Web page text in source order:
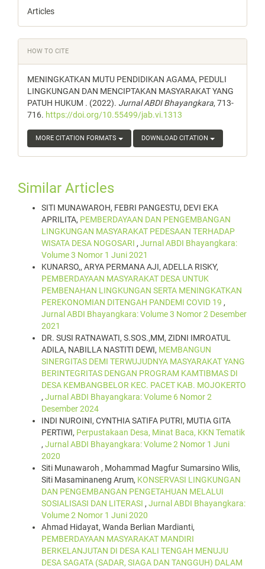
Articles
HOW TO CITE
MENINGKATKAN MUTU PENDIDIKAN AGAMA, PEDULI
LINGKUNGAN DAN MENCIPTAKAN MASYARAKAT YANG
PATUH HUKUM . (2022). Jurnal ABDI Bhayangkara, 713-
716. https://doi.org/10.55499/jab.vi.1313
MORE CITATION FORMATS DOWNLOAD CITATION
Similar Articles
SITI MUNAWAROH, FEBRI PANGESTU, DEVI EKA
APRILITA, PEMBERDAYAAN DAN PENGEMBANGAN
LINGKUNGAN MASYARAKAT PEDESAAN TERHADAP
WISATA DESA NOGOSARI , Jurnal ABDI Bhayangkara:
Volume 3 Nomor 1 Juni 2021
KUNARSO,, ARYA PERMANA AJI, ADELLA RISKY,
PEMBERDAYAAN MASYARAKAT DESA UNTUK
PEMBENAHAN LINGKUNGAN SERTA MENINGKATKAN
PEREKONOMIAN DITENGAH PANDEMI COVID 19 ,
Jurnal ABDI Bhayangkara: Volume 3 Nomor 2 Desember
2021
DR. SUSI RATNAWATI, S.SOS.,MM, ZIDNI IMROATUL
ADILA, NABILLA NASTITI DEWI, MEMBANGUN
SINERGITAS DEMI TERWUJUDNYA MASYARAKAT YANG
BERINTEGRITAS DENGAN PROGRAM KAMTIBMAS DI
DESA KEMBANGBELOR KEC. PACET KAB. MOJOKERTO
, Jurnal ABDI Bhayangkara: Volume 6 Nomor 2
Desember 2024
INDI NUROINI, CYNTHIA SATIFA PUTRI, MUTIA GITA
PERTIWI, Perpustakaan Desa, Minat Baca, KKN Tematik
, Jurnal ABDI Bhayangkara: Volume 2 Nomor 1 Juni
2020
Siti Munawaroh , Mohammad Magfur Sumarsino Wilis,
Siti Masaminaneng Arum, KONSERVASI LINGKUNGAN
DAN PENGEMBANGAN PENGETAHUAN MELALUI
SOSIALISASI DAN LITERASI , Jurnal ABDI Bhayangkara:
Volume 2 Nomor 1 Juni 2020
Ahmad Hidayat, Wanda Berlian Mardianti,
PEMBERDAYAAN MASYARAKAT MANDIRI
BERKELANJUTAN DI DESA KALI TENGAH MENUJU
DESA SAGATA (SADAR, SIAGA DAN TANGGUH) DALAM